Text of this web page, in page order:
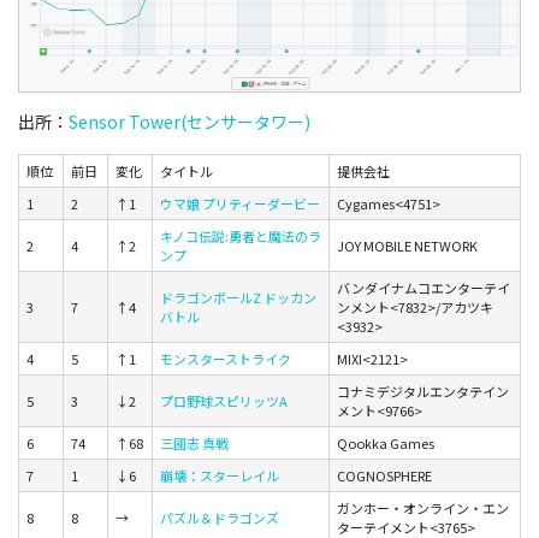
出所： Sensor Tower(センサータワー)
順位 前日 変化 タイトル
提供会社
1
2 ↑1 ウマ娘 プリティーダービー Cygames<4751>
2 4 ↑2
キノコ伝説:勇者と魔法のラ
ンプ
JOY MOBILE NETWORK
3 7 ↑4
ドラゴンボールZ ドッカン
バトル
バンダイナムコエンターテイ
ンメント<7832>/アカツキ
<3932>
4
5 ↑1 モンスターストライク MIXI<2121>
5 3 ↓2 プロ野球スピリッツA
コナミデジタルエンタテイン
メント<9766>
6
74 ↑68 三國志 真戦
Qookka Games
7
1 ↓6 崩壊：スターレイル COGNOSPHERE
8 8 → パズル＆ドラゴンズ
ガンホー・オンライン・エン
ターテイメント<3765>